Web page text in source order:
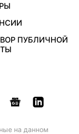
ПУБЛИЧНОЙ
на данном